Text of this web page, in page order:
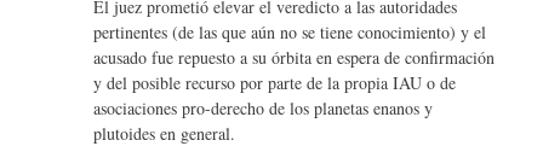
El juez prometió elevar el veredicto a las autoridades
pertinentes (de las que aún no se tiene conocimiento) y el
acusado fue repuesto a su órbita en espera de confirmación
y del posible recurso por parte de la propia IAU o de
asociaciones pro-derecho de los planetas enanos y
plutoides en general.